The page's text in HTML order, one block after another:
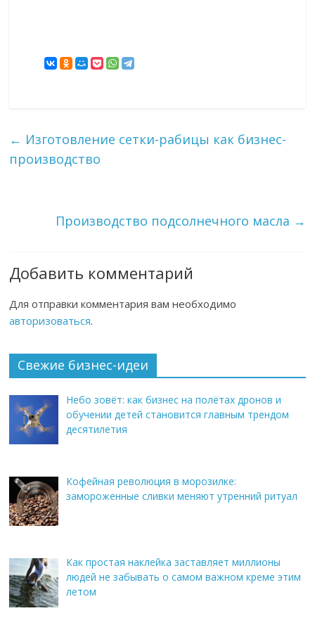
← Изготовление сетки-рабицы как бизнес-
производство
Производство подсолнечного масла →
Добавить комментарий
Для отправки комментария вам необходимо
авторизоваться.
Свежие бизнес-идеи
Небо зовёт: как бизнес на полётах дронов и
обучении детей становится главным трендом
десятилетия
Кофейная революция в морозилке:
замороженные сливки меняют утренний ритуал
Как простая наклейка заставляет миллионы
людей не забывать о самом важном креме этим
летом